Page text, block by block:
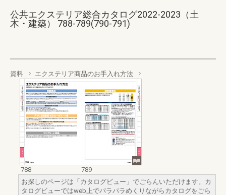
公共エクステリア総合カタログ2022-2023（土
木・建築） 788-789(790-791)
資料 エクステリア商品のお手入れ方法
788
789
お探しのページは「カタログビュー」でごらんいただけます。カ
タログビューではweb上でパラパラめくりながらカタログをごら